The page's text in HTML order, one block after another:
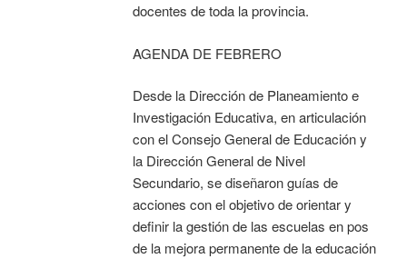
docentes de toda la provincia.
AGENDA DE FEBRERO
Desde la Dirección de Planeamiento e
Investigación Educativa, en articulación
con el Consejo General de Educación y
la Dirección General de Nivel
Secundario, se diseñaron guías de
acciones con el objetivo de orientar y
definir la gestión de las escuelas en pos
de la mejora permanente de la educación